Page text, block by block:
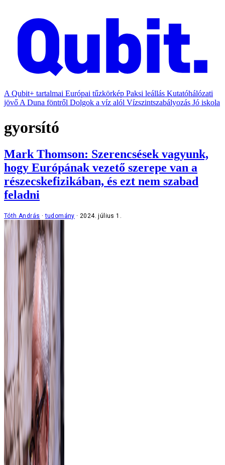
A Qubit+ tartalmai Európai tűzkörkép Paksi leállás Kutatóhálózati
jövő A Duna föntről Dolgok a víz alól Vízszintszabályozás Jó iskola
gyorsító
Mark Thomson: Szerencsések vagyunk,
hogy Európának vezető szerepe van a
részecskefizikában, és ezt nem szabad
feladni
Tóth András tudomány 2024. július 1.